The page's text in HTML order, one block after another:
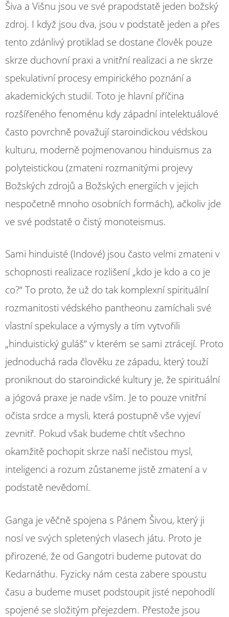
Šiva a Višnu jsou ve své prapodstatě jeden božský
zdroj. I když jsou dva, jsou v podstatě jeden a přes
tento zdánlivý protiklad se dostane člověk pouze
skrze duchovní praxi a vnitřní realizaci a ne skrze
spekulativní procesy empirického poznání a
akademických studií. Toto je hlavní příčina
rozšířeného fenoménu kdy západní intelektuálové
často povrchně považují staroindickou védskou
kulturu, moderně pojmenovanou hinduismus za
polyteistickou (zmateni rozmanitými projevy
Božských zdrojů a Božských energiích v jejich
nespočetně mnoho osobních formách), ačkoliv jde
ve své podstatě o čistý monoteismus.
Sami hinduisté (Indové) jsou často velmi zmateni v
schopnosti realizace rozlišení „kdo je kdo a co je
co?“ To proto, že už do tak komplexní spirituální
rozmanitosti védského pantheonu zamíchali své
vlastní spekulace a výmysly a tím vytvořili
„hinduistický guláš“ v kterém se sami ztrácejí. Proto
jednoduchá rada člověku ze západu, který touží
proniknout do staroindické kultury je, že spirituální
a jógová praxe je nade vším. Je to pouze vnitřní
očista srdce a mysli, která postupně vše vyjeví
zevnitř. Pokud však budeme chtít všechno
okamžitě pochopit skrze naší nečistou mysl,
inteligenci a rozum zůstaneme jistě zmatení a v
podstatě nevědomí.
Ganga je věčně spojena s Pánem Šivou, který ji
nosí ve svých spletených vlasech játu. Proto je
přirozené, že od Gangotri budeme putovat do
Kedarnáthu. Fyzicky nám cesta zabere spoustu
času a budeme muset podstoupit jisté nepohodlí
spojené se složitým přejezdem. Přestože jsou